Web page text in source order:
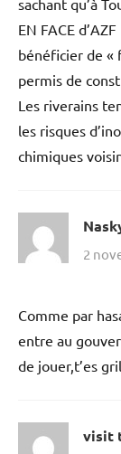
EN FACE
bénéficier de «
permis de
Les riverains
les risques
chimiques
2
Comme par
entre au
de jouer,t’es
visit